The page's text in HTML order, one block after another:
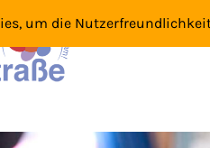
um die